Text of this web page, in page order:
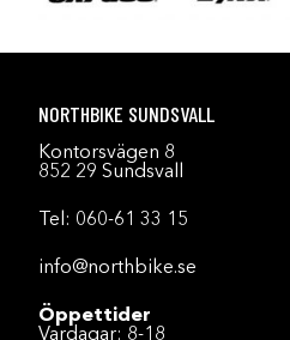
NORTHBIKE SUNDSVALL
Kontorsvägen 8
852 29 Sundsvall
Tel: 060-61 33 15
info@northbike.se
Öppettider
Vardagar: 8-18